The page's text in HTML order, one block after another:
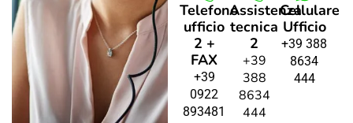
Telefono
ufficio
2 +
FAX
+39
0922
893481
Assistenza
tecnica
2
+39
388
8634
444
Cellulare
Ufficio
+39 388
8634
444